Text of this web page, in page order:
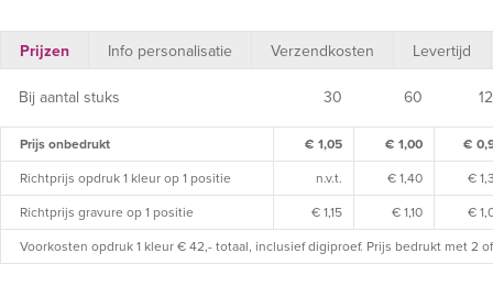
Prijzen Info personalisatie Verzendkosten Levertijd
Bij aantal stuks 30 60
Prijs onbedrukt € 1,05 € 1,00 €
Richtprijs opdruk 1 kleur op 1 positie n.v.t. € 1,40 €
Richtprijs gravure op 1 positie € 1,15 € 1,10 €
Voorkosten opdruk 1 kleur € 42,- totaal, inclusief digiproef. Prijs bedrukt met 2